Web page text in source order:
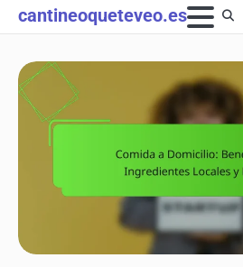
Skip
to
cantineoqueteveo.es